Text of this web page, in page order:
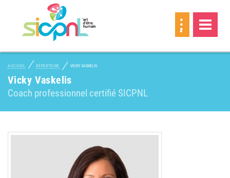
MEMBRE
ACCUEIL RÉPERTOIRE VICKY VASKELIS
Vicky Vaskelis
Coach professionnel certifié SICPNL